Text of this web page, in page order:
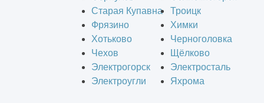
Старая Купавна
Троицк
Фрязино
Химки
Хотьково
Черноголовка
Чехов
Щёлково
Электрогорск
Электросталь
Электроугли
Яхрома